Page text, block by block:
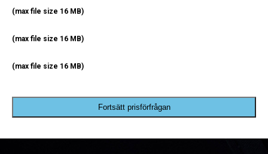
(max file size 16 MB)
(max file size 16 MB)
(max file size 16 MB)
Fortsätt prisförfrågan